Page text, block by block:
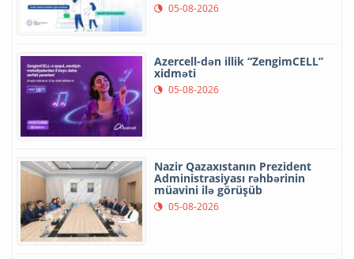
05-08-2026
Azercell-dən illik “ZengimCELL”
xidməti
05-08-2026
Nazir Qazaxıstanın Prezident
Administrasiyası rəhbərinin
müavini ilə görüşüb
05-08-2026